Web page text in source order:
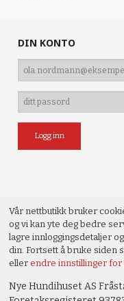
DIN KONTO
Vår nettbutikk bruker
og vi kan yte deg bedre
lagre innloggingsdetaljer
din. Fortsett å bruke siden
ellerendre innstillinger for
Nye Hundihuset AS